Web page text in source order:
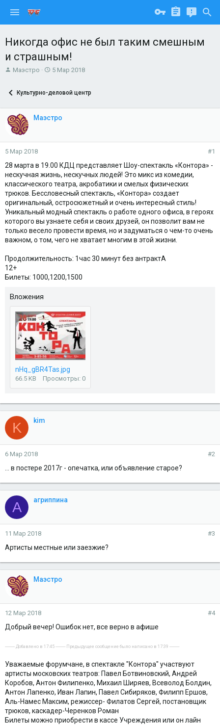
Никогда офис не был таким смешным
и страшным!
А
о
т
е
м
ы
Маэстро
Д
а
ч
л
5 Мар 2018
Культурно-деловой центр
Маэстро
5 Мар 2018 #1
28 марта в 19.00 КДЦ представляет Шоу-спектакль «Контора» -
нескучная жизнь, нескучных людей! Это микс из комедии,
классического театра, акробатики и смелых физических
трюков. Бессловесный спектакль, «Контора» создает
оригинальный, остросюжетный и очень интересный стиль!
Уникальный модный спектакль о работе одного офиса, в героях
которого вы узнаете себя и своих друзей, он позволит вам не
только весело провести время, но и задуматься о чем-то очень
важном, о том, чего не хватает многим в этой жизни.
Продолжительность: 1час 30 минут без антрактА
12+
Билеты: 1000,1200,1500
Вложения
nHq_gBR4Tas.jpg
66.5 KB Просмотры: 0
K kim
6 Мар 2018 #2
... в постере 2017г - опечатка, или объявление старое?
А агриппина
11 Мар 2018 #3
Артисты местные или заезжие?
Маэстро
12 Мар 2018 #4
Добрый вечер! Ошибок нет, все верно в афише
---------- Добавлено в 17:45 ---------- Предыдущее сообщение было написано в 17:39 ----------
Уважаемые форумчане, в спектакле "Контора" участвуют
артисты московских театров: Павел Ботвиновский, Андрей
Коробов, Антон Филипенко, Михаил Ширяев, Всеволод Болдин,
Антон Лапенко, Иван Лапин, Павел Сибиряков, Филипп Ершов,
Аль-Намес Максим, режиссер- Филатов Сергей, постановщик
трюков, каскадер-Черенков Роман
Билеты можно приобрести в кассе Учреждения или он лайн